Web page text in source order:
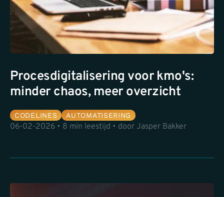
Procesdigitalisering voor kmo's:
minder chaos, meer overzicht
CODELINES AUTOMATISERING
06-02-2026 • 8 min leestijd • door Jasper Bakker